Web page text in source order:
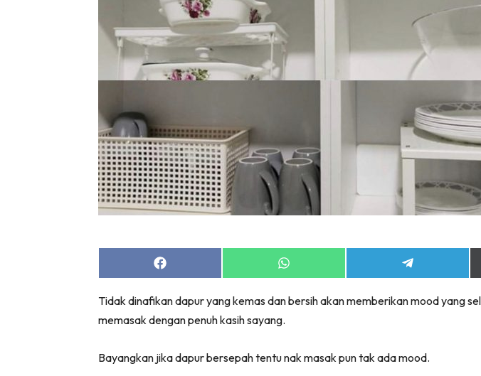
Share
on
Share
on
Share
on
Tidak dinafikan dapur yang kemas dan bersih akan memberikan mood yang
memasak dengan penuh kasih sayang.
Bayangkan jika dapur bersepah tentu nak masak pun tak ada mood.